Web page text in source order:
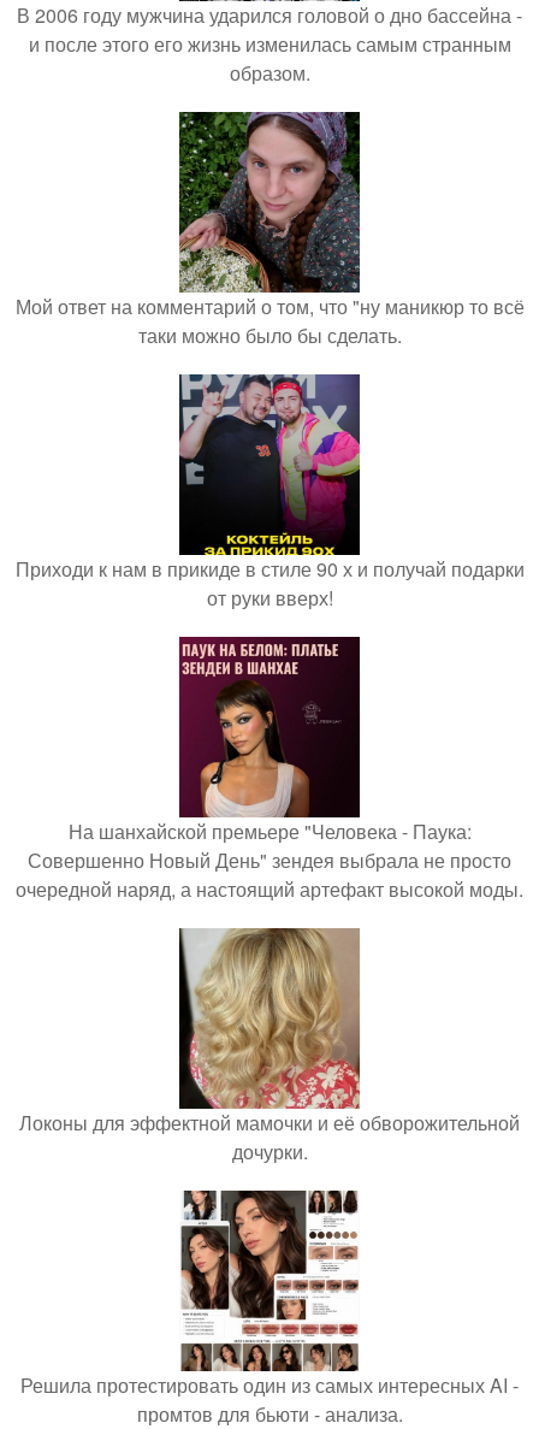
В 2006 году мужчина ударился головой о дно бассейна -
и после этого его жизнь изменилась самым странным
образом.
Мой ответ на комментарий о том, что "ну маникюр то всё
таки можно было бы сделать.
Приходи к нам в прикиде в стиле 90 х и получай подарки
от руки вверх!
На шанхайской премьере "Человека - Паука:
Совершенно Новый День" зендея выбрала не просто
очередной наряд, а настоящий артефакт высокой моды.
Локоны для эффектной мамочки и её обворожительной
дочурки.
Решила протестировать один из самых интересных AI -
промтов для бьюти - анализа.